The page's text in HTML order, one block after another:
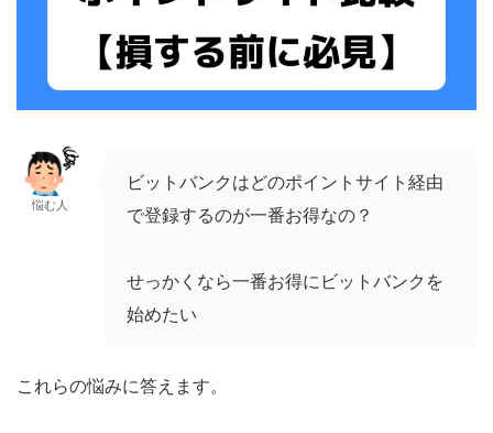
悩む人
ビットバンクはどのポイントサイト経由
で登録するのが一番お得なの？
せっかくなら一番お得にビットバンクを
始めたい
これらの悩みに答えます。